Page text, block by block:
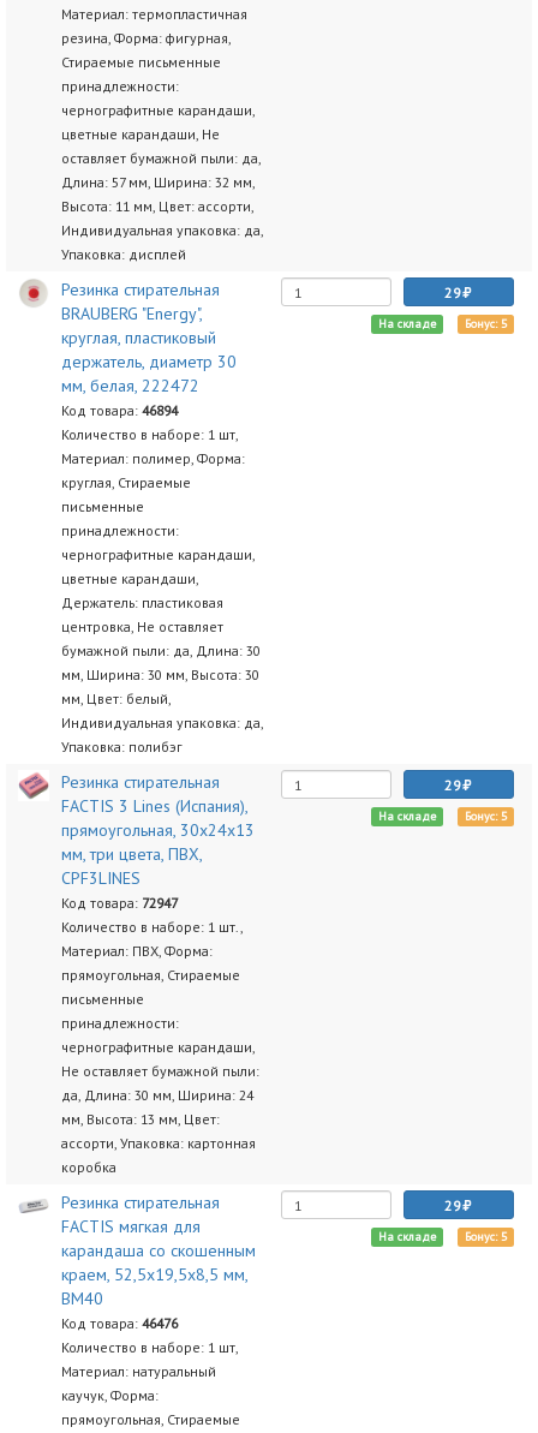
Материал: термопластичная
резина, Форма: фигурная,
Стираемые письменные
принадлежности:
чернографитные карандаши,
цветные карандаши, Не
оставляет бумажной пыли: да,
Длина: 57 мм, Ширина: 32 мм,
Высота: 11 мм, Цвет: ассорти,
Индивидуальная упаковка: да,
Упаковка: дисплей
Резинка стирательная
BRAUBERG "Energy",
круглая, пластиковый
держатель, диаметр 30
мм, белая, 222472
Код товара: 46894
Количество в наборе: 1 шт,
Материал: полимер, Форма:
круглая, Стираемые
письменные
принадлежности:
чернографитные карандаши,
цветные карандаши,
Держатель: пластиковая
центровка, Не оставляет
бумажной пыли: да, Длина: 30
мм, Ширина: 30 мм, Высота: 30
мм, Цвет: белый,
Индивидуальная упаковка: да,
Упаковка: полибэг
29
На складе Бонус: 5
Резинка стирательная
FACTIS 3 Lines (Испания),
прямоугольная, 30х24х13
мм, три цвета, ПВХ,
CPF3LINES
Код товара: 72947
Количество в наборе: 1 шт.,
Материал: ПВХ, Форма:
прямоугольная, Стираемые
письменные
принадлежности:
чернографитные карандаши,
Не оставляет бумажной пыли:
да, Длина: 30 мм, Ширина: 24
мм, Высота: 13 мм, Цвет:
ассорти, Упаковка: картонная
коробка
29
На складе Бонус: 5
Резинка стирательная
FACTIS мягкая для
карандаша со скошенным
краем, 52,5х19,5х8,5 мм,
BM40
Код товара: 46476
Количество в наборе: 1 шт,
Материал: натуральный
каучук, Форма:
прямоугольная, Стираемые
29
На складе Бонус: 5